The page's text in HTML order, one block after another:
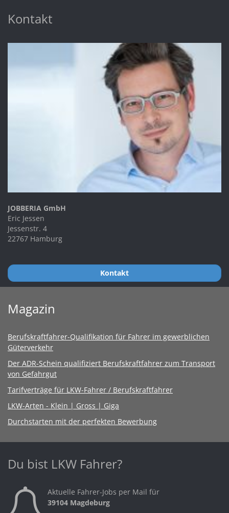
Kontakt
JOBBERIA GmbH
Eric Jessen
Jessenstr. 4
22767 Hamburg
Kontakt
Magazin
Berufskraftfahrer-Qualifikation für Fahrer im gewerblichen
Güterverkehr
Der ADR-Schein qualifiziert Berufskraftfahrer zum Transport
von Gefahrgut
Tarifverträge für LKW-Fahrer / Berufskraftfahrer
LKW-Arten - Klein | Gross | Giga
Durchstarten mit der perfekten Bewerbung
Du bist LKW Fahrer?
Aktuelle Fahrer-Jobs per Mail für
39104 Magdeburg